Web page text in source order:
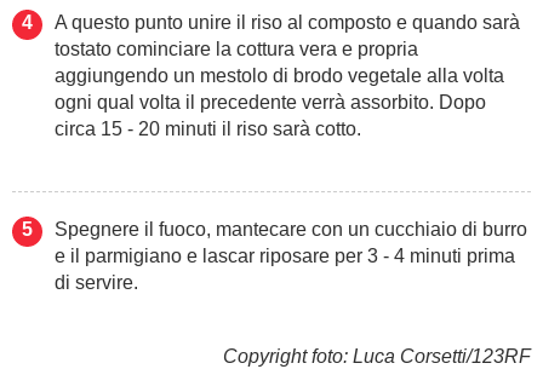
A questo punto unire il riso al composto e quando sarà
tostato cominciare la cottura vera e propria
aggiungendo un mestolo di brodo vegetale alla volta
ogni qual volta il precedente verrà assorbito. Dopo
circa 15 - 20 minuti il riso sarà cotto.
Spegnere il fuoco, mantecare con un cucchiaio di burro
e il parmigiano e lascar riposare per 3 - 4 minuti prima
di servire.
Copyright foto: Luca Corsetti/123RF